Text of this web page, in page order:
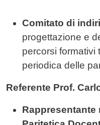
Comitato di
progettazione e
percorsi formativi
periodica delle
Referente Prof.
Rappresentante